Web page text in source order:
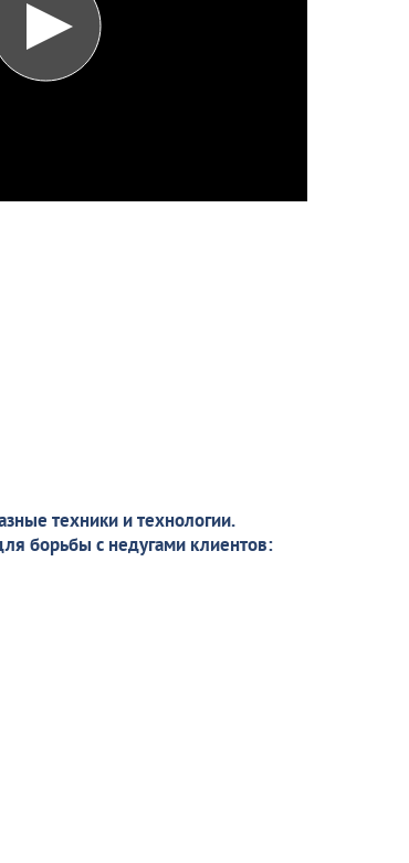
техники и технологии.
борьбы с недугами клиентов: